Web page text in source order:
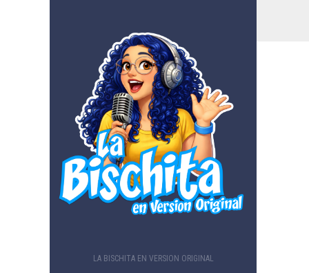
LA BISCHITA EN VERSION ORIGINAL